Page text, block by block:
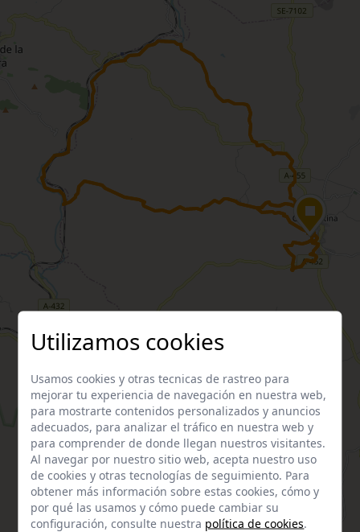
Utilizamos cookies
Usamos cookies y otras tecnicas de rastreo para
mejorar tu experiencia de navegación en nuestra web,
para mostrarte contenidos personalizados y anuncios
adecuados, para analizar el tráfico en nuestra web y
para comprender de donde llegan nuestros visitantes.
Al navegar por nuestro sitio web, acepta nuestro uso
de cookies y otras tecnologías de seguimiento. Para
obtener más información sobre estas cookies, cómo y
por qué las usamos y cómo puede cambiar su
configuración, consulte nuestra política de cookies.